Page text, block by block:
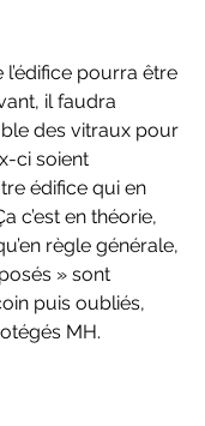
pourra être
il faudra
des vitraux pour
ci soient
édifice qui en
c’est en théorie,
règle générale,
» sont
puis oubliés,
MH.